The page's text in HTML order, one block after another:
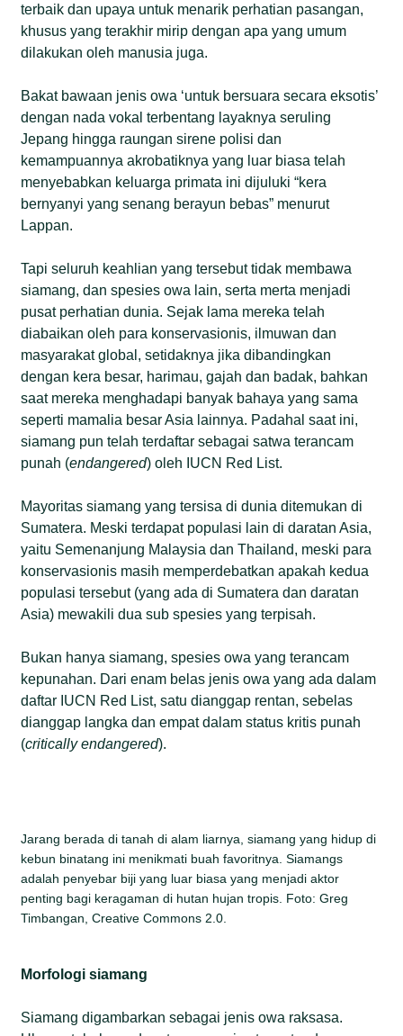
terbaik dan upaya untuk menarik perhatian pasangan,
khusus yang terakhir mirip dengan apa yang umum
dilakukan oleh manusia juga.
Bakat bawaan jenis owa ‘untuk bersuara secara eksotis’
dengan nada vokal terbentang layaknya seruling
Jepang hingga raungan sirene polisi dan
kemampuannya akrobatiknya yang luar biasa telah
menyebabkan keluarga primata ini dijuluki “kera
bernyanyi yang senang berayun bebas” menurut
Lappan.
Tapi seluruh keahlian yang tersebut tidak membawa
siamang, dan spesies owa lain, serta merta menjadi
pusat perhatian dunia. Sejak lama mereka telah
diabaikan oleh para konservasionis, ilmuwan dan
masyarakat global, setidaknya jika dibandingkan
dengan kera besar, harimau, gajah dan badak, bahkan
saat mereka menghadapi banyak bahaya yang sama
seperti mamalia besar Asia lainnya. Padahal saat ini,
siamang pun telah terdaftar sebagai satwa terancam
punah (endangered) oleh IUCN Red List.
Mayoritas siamang yang tersisa di dunia ditemukan di
Sumatera. Meski terdapat populasi lain di daratan Asia,
yaitu Semenanjung Malaysia dan Thailand, meski para
konservasionis masih memperdebatkan apakah kedua
populasi tersebut (yang ada di Sumatera dan daratan
Asia) mewakili dua sub spesies yang terpisah.
Bukan hanya siamang, spesies owa yang terancam
kepunahan. Dari enam belas jenis owa yang ada dalam
daftar IUCN Red List, satu dianggap rentan, sebelas
dianggap langka dan empat dalam status kritis punah
(critically endangered).
Jarang berada di tanah di alam liarnya, siamang yang hidup di
kebun binatang ini menikmati buah favoritnya. Siamangs
adalah penyebar biji yang luar biasa yang menjadi aktor
penting bagi keragaman di hutan hujan tropis. Foto: Greg
Timbangan, Creative Commons 2.0.
Morfologi siamang
Siamang digambarkan sebagai jenis owa raksasa.